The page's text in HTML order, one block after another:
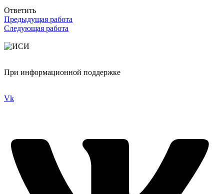
Ответить
Предыдущая работа
Следующая работа
При информационной поддержке
Vk